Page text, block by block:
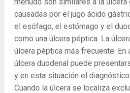
causadas por el jugo ácido
el esófago, el estómago y el
como una úlcera péptica. La
úlcera péptica más frecuente. En
úlcera duodenal puede
y en esta situación el
Cuando la úlcera se localiza